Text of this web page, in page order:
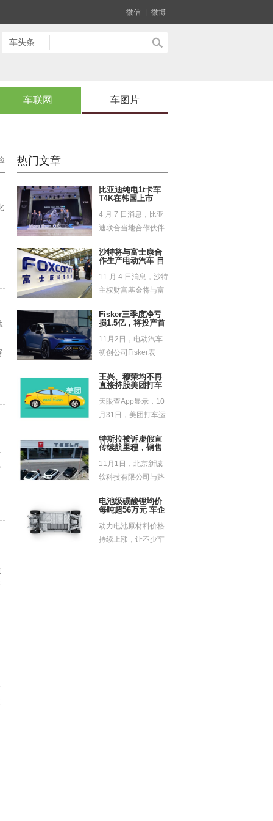
微信 微博
车联网 车图片
热门文章
比亚迪纯电1t卡车
T4K在韩国上市
4 月 7 日消息，比亚
迪联合当地合作伙伴
沙特将与富士康合
作生产电动汽车 目
11 月 4 日消息，沙特
主权财富基金将与富
Fisker三季度净亏
损1.5亿，将投产首
11月2日，电动汽车
初创公司Fisker表
划...
王兴、穆荣均不再
直接持股美团打车
天眼查App显示，10
月31日，美团打车运
技...
特斯拉被诉虚假宣
传续航里程，销售
达不到，但拒绝退
车
11月1日，北京新诚
软科技有限公司与路
（北京...
电池级碳酸锂均价
每吨超56万元 车企
动力电池原材料价格
持续上涨，让不少车